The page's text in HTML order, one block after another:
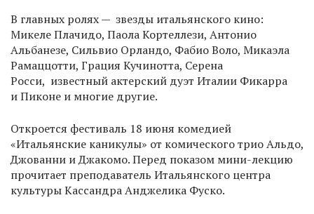
В главных ролях — звезды итальянского кино:
Микеле Плачидо, Паола Кортеллези, Антонио
Альбанезе, Сильвио Орландо, Фабио Воло, Микаэла
Рамаццотти, Грация Кучинотта, Серена
Росси, известный актерский дуэт Италии Фикарра
и Пиконе и многие другие.
Откроется фестиваль 18 июня комедией
«Итальянские каникулы» от комического трио Альдо,
Джованни и Джакомо. Перед показом мини-лекцию
прочитает преподаватель Итальянского центра
культуры Кассандра Анджелика Фуско.